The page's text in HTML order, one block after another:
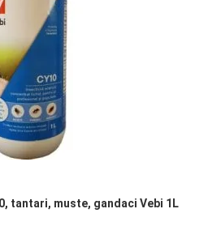
tantari, muste, gandaci Vebi 1L